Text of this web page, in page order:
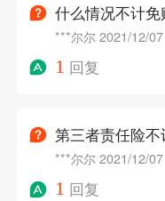
什么情况不计免
***尔尔 2021/12/07
1 回复
第三者责任险
***尔尔 2021/12/07
1 回复